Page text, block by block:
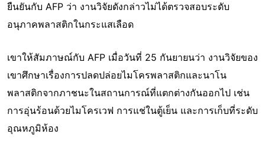
ยืนยันกับ AFP ว่า งานวิจัยดังกล่าวไม่ได้ตรวจสอบระดับ
อนุภาคพลาสติกในกระแสเลือด
เขาให้สัมภาษณ์กับ AFP เมื่อวันที่ 25 กันยายนว่า งานวิจัยของ
เขาศึกษาเรื่องการปลดปล่อยไมโครพลาสติกและนาโน
พลาสติกจากภาชนะในสถานการณ์ที่แตกต่างกันออกไป เช่น
การอุ่นร้อนด้วยไมโครเวฟ การแช่ในตู้เย็น และการเก็บที่ระดับ
อุณหภูมิห้อง